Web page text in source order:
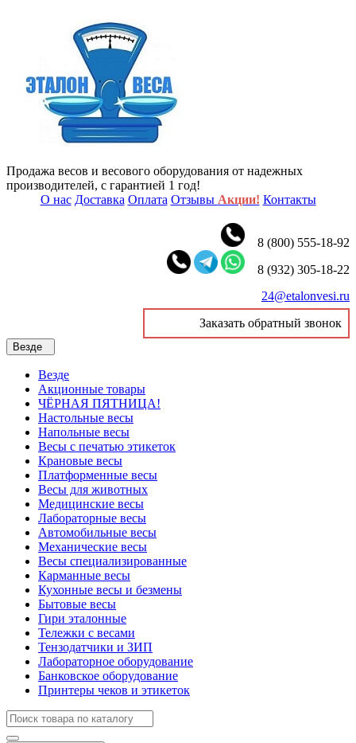
Продажа весов и весового оборудования от надежных
производителей, с гарантией 1 год!
О нас Доставка Оплата Отзывы Акции! Контакты
8 (800) 555-18-92
8 (932) 305-18-22
24@etalonvesi.ru
Заказать обратный звонок
Везде
Везде
Акционные товары
ЧЁРНАЯ ПЯТНИЦА!
Настольные весы
Напольные весы
Весы с печатью этикеток
Крановые весы
Платформенные весы
Весы для животных
Медицинские весы
Лабораторные весы
Автомобильные весы
Механические весы
Весы специализированные
Карманные весы
Кухонные весы и безмены
Бытовые весы
Гири эталонные
Тележки с весами
Тензодатчики и ЗИП
Лабораторное оборудование
Банковское оборудование
Принтеры чеков и этикеток